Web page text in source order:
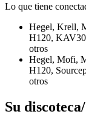
Lo que tiene
Hegel, Krell,
H120,
otros
Hegel, Mofi,
H120,
otros
Su discoteca/